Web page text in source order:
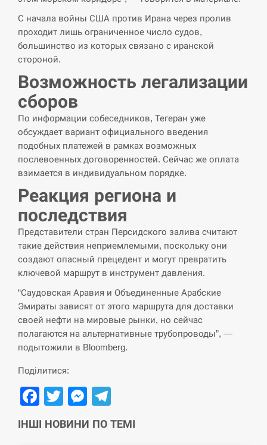
СЕРПЕНЬ
13:23
“Они должны быть уничтожены”: в
МИДе ответили, как отреагируют на…
СЕРПЕНЬ
13:10
Тайвань проводить найбільші військові
навчання на тлі загрози вторгнення з…
СЕРПЕНЬ
12:53
США обсуждают лицензии на Patriot для
СЕРПЕНЬ
Латвія готова направити до 20
військових для розблокування
Ормузької протоки
СЕРПЕНЬ
12:23
Силы обороны поразили российскую
переправу, склады и другие важные
объекты…
СЕРПЕНЬ
У США зафіксували рекордний спалах
тисяч…
С начала войны США против Ирана через пролив
проходит лишь ограниченное число судов,
большинство из которых связано с иранской
стороной.
Возможность легализации
сборов
По информации собеседников, Тегеран уже
обсуждает вариант официального введения
подобных платежей в рамках возможных
послевоенных договоренностей. Сейчас же оплата
взимается в индивидуальном порядке.
Реакция региона и
последствия
Представители стран Персидского залива считают
такие действия неприемлемыми, поскольку они
создают опасный прецедент и могут превратить
ключевой маршрут в инструмент давления.
“Саудовская Аравия и Объединенные Арабские
Эмираты зависят от этого маршрута для доставки
своей нефти на мировые рынки, но сейчас
полагаются на альтернативные трубопроводы”, —
подытожили в Bloomberg.
Поділитися:
Facebook
TwitterMessenger
ІНШІ НОВИНИ ПО ТЕМІ